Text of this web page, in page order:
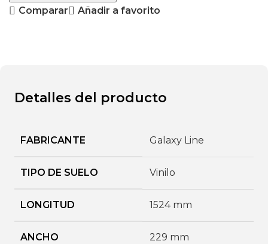
Comparar
Añadir a favorito
Detalles del producto
FABRICANTE Galaxy Line
TIPO DE SUELO Vinilo
LONGITUD 1524 mm
ANCHO 229 mm